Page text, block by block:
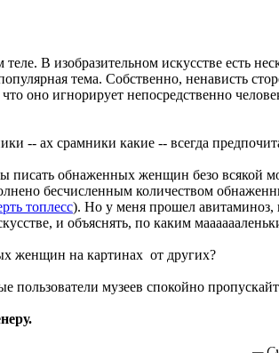
В изобразительном искусстве есть
тема. Собственно, ненависть
что оно игнорирует непосредственно
-- ах срамники какие -- всегда
писать обнаженных женщин безо всякой
бесчисленным количеством
топлесс). Но у меня прошел авитаминоз,
и объяснять, по каким
женщин на картинах от других?
пользователи музеев спокойно